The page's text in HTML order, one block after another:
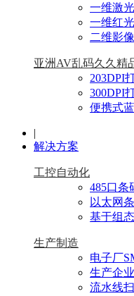
一维激
一维红
二维影
亚洲AV乱码久久精
203DPI
300DPI
便携式
|
解决方案
工控自动化
485口条
以太网
基于组
生产制造
电子厂
生产企
流水线